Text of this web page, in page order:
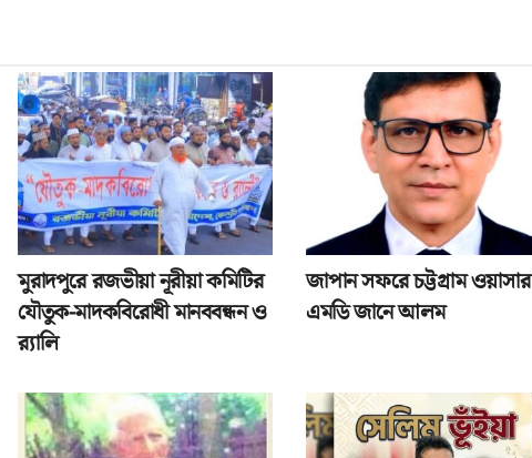
মুরাদপুরে রজভীয়া নূরীয়া কমিটির
যৌতুক-মাদকবিরোধী মানববন্ধন ও
র‌্যালি
জাপান সফরে চট্টগ্রাম ওয়াসার
এমডি জানে আলম